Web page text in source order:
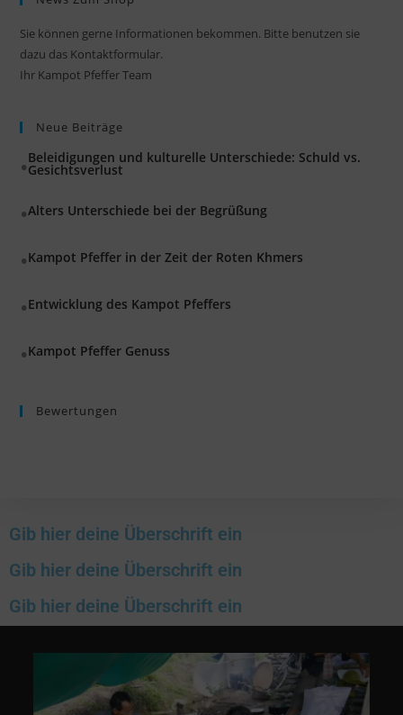
Sie können gerne Informationen bekommen. Bitte benutzen sie
dazu das Kontaktformular.
Ihr Kampot Pfeffer Team
Neue Beiträge
Beleidigungen und kulturelle Unterschiede: Schuld vs.
Gesichtsverlust
Alters Unterschiede bei der Begrüßung
Kampot Pfeffer in der Zeit der Roten Khmers
Entwicklung des Kampot Pfeffers
Kampot Pfeffer Genuss
Bewertungen
Gib hier deine Überschrift ein
Gib hier deine Überschrift ein
Gib hier deine Überschrift ein